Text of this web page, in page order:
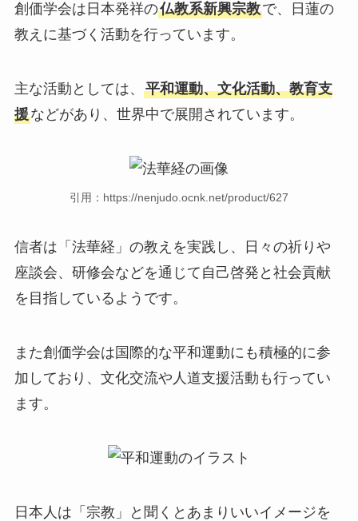
創価学会は日本発祥の仏教系新興宗教で、日蓮の
教えに基づく活動を行っています。
主な活動としては、 平和運動、文化活動、教育支
援などがあり、世界中で展開されています。
引用：https://nenjudo.ocnk.net/product/627
信者は「法華経」の教えを実践し、日々の祈りや
座談会、研修会などを通じて自己啓発と社会貢献
を目指しているようです。
また創価学会は国際的な平和運動にも積極的に参
加しており、文化交流や人道支援活動も行ってい
ます。
日本人は「宗教」と聞くとあまりいいイメージを